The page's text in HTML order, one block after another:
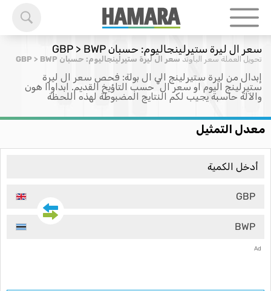
سعر ال ليرة ستيرلينجاليوم: حسبان GBP > BWP
تحويل العملة سعر الباوند سعر ال ليرة ستيرلينجاليوم: حسبان GBP > BWP
إبدال من ليرة ستيرلينج الى ال بولة: فحص سعر ال ليرة
ستيرلينج اليوم او سعر ال ْ حسب التاؤيخ القديم. ابداواا هون
والآلة حاسبة يجيب لكم النتايج المضبوطة لهذه اللحظة
معدل التمثيل
GBP
BWP
Ad